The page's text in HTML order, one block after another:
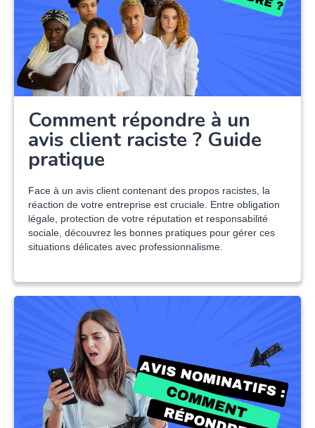
Comment répondre à un
avis client raciste ? Guide
pratique
Face à un avis client contenant des propos racistes, la
réaction de votre entreprise est cruciale. Entre obligation
légale, protection de votre réputation et responsabilité
sociale, découvrez les bonnes pratiques pour gérer ces
situations délicates avec professionnalisme.